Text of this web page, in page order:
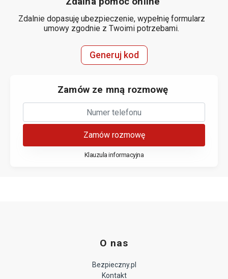
Zdalnie dopasuję ubezpieczenie, wypełnię formularz
umowy zgodnie z Twoimi potrzebami.
Generuj kod
Zamów ze mną rozmowę
Zamów rozmowę
Klauzula informacyjna
O nas
Bezpieczny.pl
Kontakt